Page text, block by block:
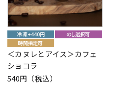
＜カヌレとアイス＞カフェ
ショコラ
540円（税込）